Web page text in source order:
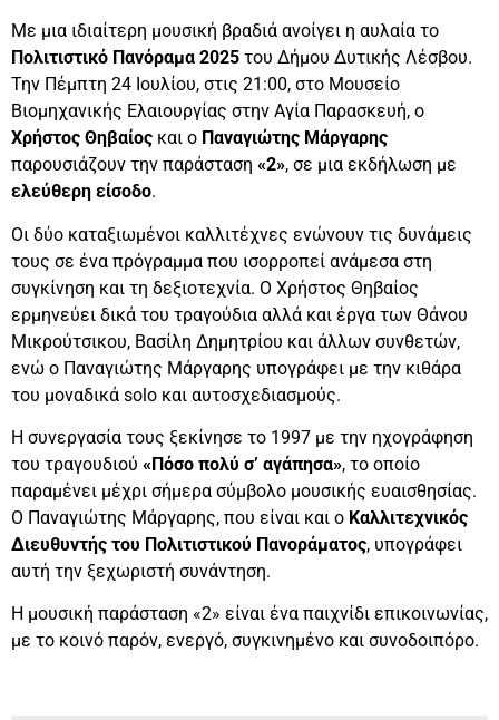
Με μια ιδιαίτερη μουσική βραδιά ανοίγει η αυλαία το
Πολιτιστικό Πανόραμα 2025 του Δήμου Δυτικής Λέσβου.
Την Πέμπτη 24 Ιουλίου, στις 21:00, στο Μουσείο
Βιομηχανικής Ελαιουργίας στην Αγία Παρασκευή, ο
Χρήστος Θηβαίος και ο Παναγιώτης Μάργαρης
παρουσιάζουν την παράσταση «2», σε μια εκδήλωση με
ελεύθερη είσοδο.
Οι δύο καταξιωμένοι καλλιτέχνες ενώνουν τις δυνάμεις
τους σε ένα πρόγραμμα που ισορροπεί ανάμεσα στη
συγκίνηση και τη δεξιοτεχνία. Ο Χρήστος Θηβαίος
ερμηνεύει δικά του τραγούδια αλλά και έργα των Θάνου
Μικρούτσικου, Βασίλη Δημητρίου και άλλων συνθετών,
ενώ ο Παναγιώτης Μάργαρης υπογράφει με την κιθάρα
του μοναδικά solo και αυτοσχεδιασμούς.
Η συνεργασία τους ξεκίνησε το 1997 με την ηχογράφηση
του τραγουδιού «Πόσο πολύ σ’ αγάπησα», το οποίο
παραμένει μέχρι σήμερα σύμβολο μουσικής ευαισθησίας.
Ο Παναγιώτης Μάργαρης, που είναι και ο Καλλιτεχνικός
Διευθυντής του Πολιτιστικού Πανοράματος, υπογράφει
αυτή την ξεχωριστή συνάντηση.
Η μουσική παράσταση «2» είναι ένα παιχνίδι επικοινωνίας,
με το κοινό παρόν, ενεργό, συγκινημένο και συνοδοιπόρο.